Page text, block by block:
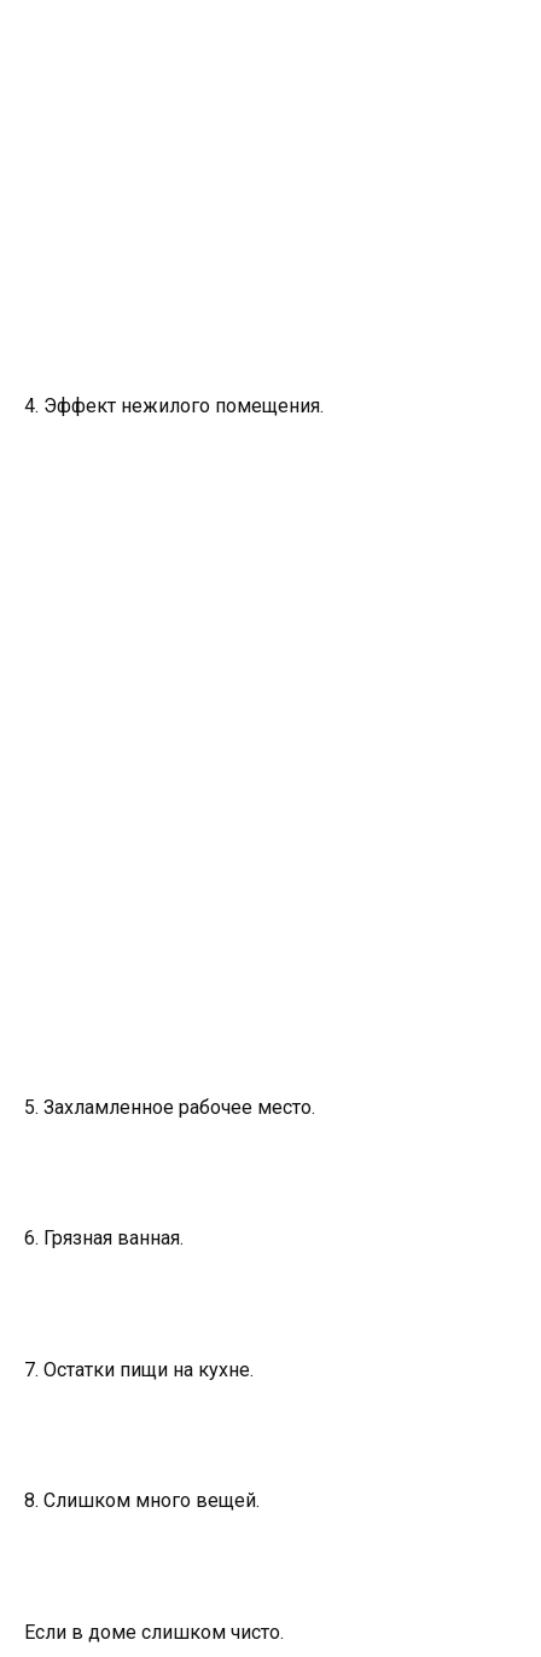
4. Эффект нежилого помещения.
5. Захламленное рабочее место.
6. Грязная ванная.
7. Остатки пищи на кухне.
8. Слишком много вещей.
Если в доме слишком чисто.